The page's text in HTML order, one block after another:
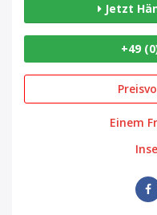
Jetzt
+49
Einem